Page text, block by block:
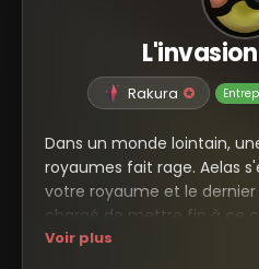
Rakura
Dans un monde lointain,
royaumes fait rage. Aelas
votre royaume et le
chargé de mettre fin à ce
Voir plus